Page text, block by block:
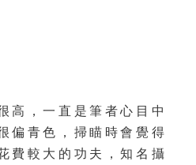
高，一直是筆者心目中
偏青色，掃瞄時會覺得
費較大的功夫，知名攝